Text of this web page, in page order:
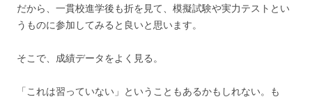
だから、一貫校進学後も折を見て、模擬試験や実力テストとい
うものに参加してみると良いと思います。
そこで、成績データをよく見る。
「これは習っていない」ということもあるかもしれない。も